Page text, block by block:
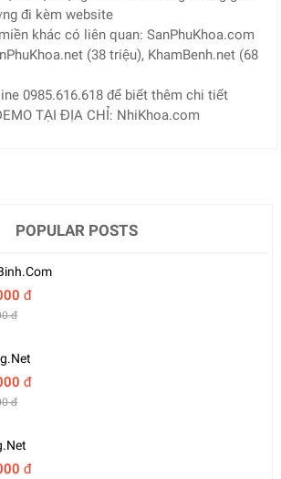
đi kèm website
khác có liên quan: SanPhuKhoa.com
(38 triệu), KhamBenh.net (68
0985.616.618 để biết thêm chi tiết
TẠI ĐỊA CHỈ: NhiKhoa.com
POPULAR POSTS
đ
đ
đ
đ
đ